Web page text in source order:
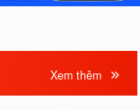
Xem thêm